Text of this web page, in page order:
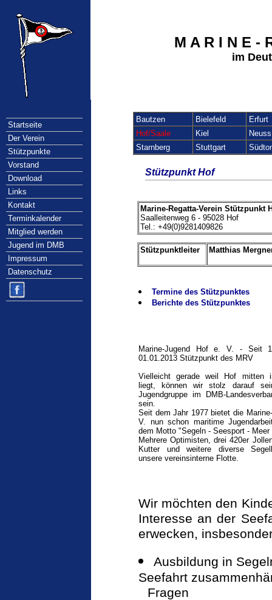
M A R I N E -
im
Startseite
Der Verein
Stützpunkte
Vorstand
Download
Links
Kontakt
Terminkalender
Mitglied werden
Jugend im DMB
Impressum
Datenschutz
Bautzen Bielefeld
Erfurt
Hof/Saale
Kiel
Neuss
Starnberg
Stuttgart
Stützpunkt Hof
Marine-Regatta-Verein Stützpunkt
Saalleitenweg 6 - 95028 Hof
Tel.: +49(0)9281409826
Stützpunktleiter Matthias
Termine des Stützpunktes
Berichte des Stützpunktes
Marine-Jugend Hof e. V. - Seit
01.01.2013 Stützpunkt des MRV
Vielleicht gerade weil Hof mitten
liegt, können wir stolz darauf
Jugendgruppe im DMB-
sein.
Seit dem Jahr 1977 bietet die
V. nun schon maritime
dem Motto "Segeln - Seesport - Meer
Mehrere Optimisten, drei 420er
Kutter und weitere diverse
unsere vereinsinterne Flotte.
Wir möchten den
Interesse an der
erwecken,
Ausbildung in
Seefahrt
Fragen